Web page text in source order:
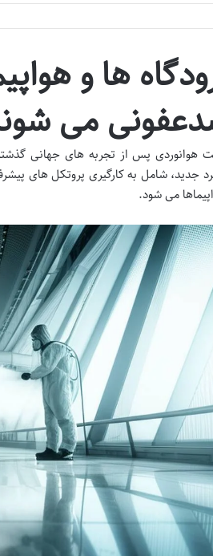
ها و
می
هوانوردی پس از تجربه های جهانی
جدید، شامل به کارگیری پروتکل های
می شود.